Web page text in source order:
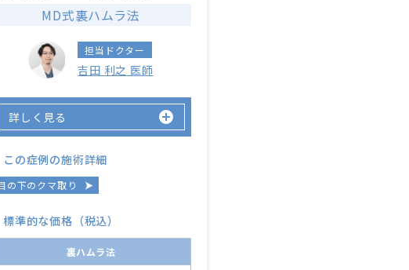
MD式裏ハムラ法
担当ドクター
吉田 利之 医師
詳しく見る
この症例の施術詳細
の下のクマ取り
標準的な価格（税込）
裏ハムラ法